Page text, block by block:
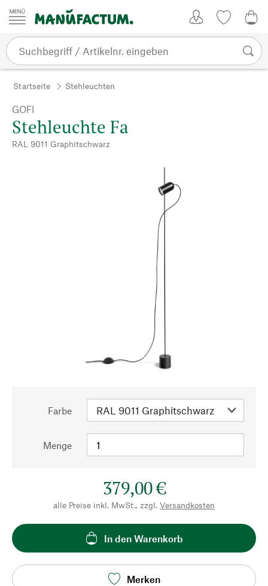
Zum Inhalt springen
Startseite Stehleuchten
GOFI
Stehleuchte Fa
RAL 9011 Graphitschwarz
Farbe
Menge
379,00 €
alle Preise inkl. MwSt., zzgl. Versandkosten
In den Warenkorb
Merken